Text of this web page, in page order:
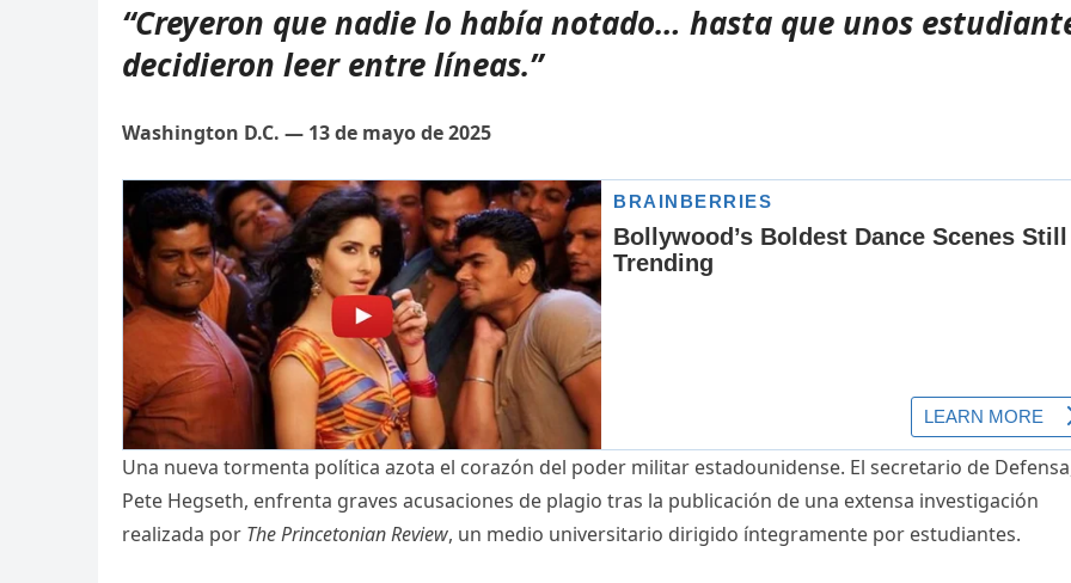
“Creyeron que nadie lo había notado… hasta que unos
decidieron leer entre líneas.”
Washington D.C. — 13 de mayo de 2025
Una nueva tormenta política azota el corazón del poder militar estadounidense. El secretario de
Pete Hegseth, enfrenta graves acusaciones de plagio tras la publicación de una extensa investigación
realizada por The Princetonian Review, un medio universitario dirigido íntegramente por estudiantes.